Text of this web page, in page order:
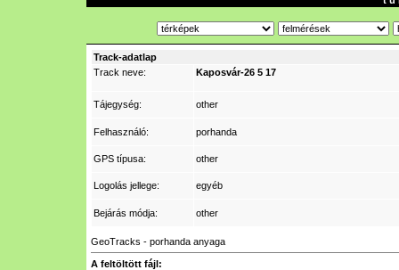
Track-adatlap
Track neve:
Kaposvár-26 5 17
Tájegység: other
Felhasználó: porhanda
GPS típusa: other
Logolás jellege: egyéb
Bejárás módja: other
GeoTracks - porhanda anyaga
A feltöltött fájl: